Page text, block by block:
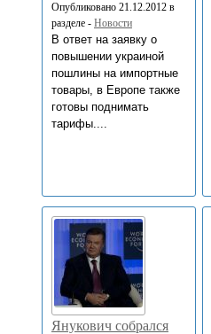
Опубликовано 21.12.2012 в
разделе - Новости
В ответ на заявку о
повышении украиной
пошлины на импортные
товары, в Европе также
готовы поднимать
тарифы....
Янукович собрался